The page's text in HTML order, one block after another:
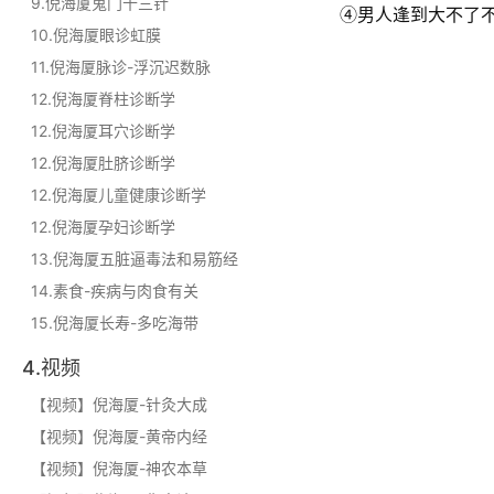
10.倪海厦眼诊虹膜
11.倪海厦脉诊-浮沉迟数脉
12.倪海厦脊柱诊断学
12.倪海厦耳穴诊断学
12.倪海厦肚脐诊断学
12.倪海厦儿童健康诊断学
12.倪海厦孕妇诊断学
13.倪海厦五脏逼毒法和易筋经
14.素食-疾病与肉食有关
15.倪海厦长寿-多吃海带
4.视频
【视频】倪海厦-针灸大成
【视频】倪海厦-黄帝内经
【视频】倪海厦-神农本草
④男人逢到大不了